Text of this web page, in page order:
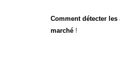
Comment détecter
marché !